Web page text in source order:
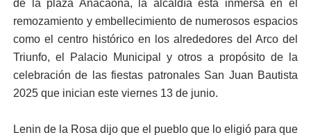
de la plaza Anacaona, la alcaldía está inmersa en el
remozamiento y embellecimiento de numerosos espacios
como el centro histórico en los alrededores del Arco del
Triunfo, el Palacio Municipal y otros a propósito de la
celebración de las fiestas patronales San Juan Bautista
2025 que inician este viernes 13 de junio.
Lenin de la Rosa dijo que el pueblo que lo eligió para que